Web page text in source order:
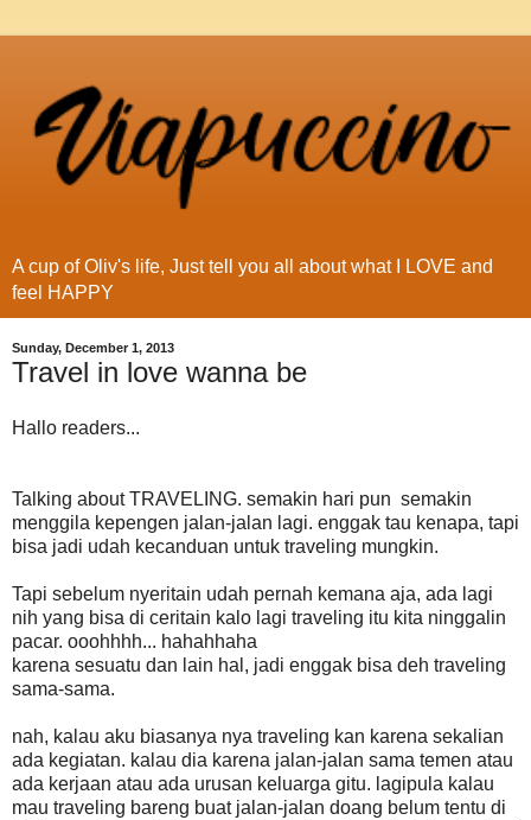
A cup of Oliv's life, Just tell you all about what I LOVE and
feel HAPPY
Sunday, December 1, 2013
Travel in love wanna be
Hallo readers...
Talking about TRAVELING. semakin hari pun semakin
menggila kepengen jalan-jalan lagi. enggak tau kenapa, tapi
bisa jadi udah kecanduan untuk traveling mungkin.
Tapi sebelum nyeritain udah pernah kemana aja, ada lagi
nih yang bisa di ceritain kalo lagi traveling itu kita ninggalin
pacar. ooohhhh... hahahhaha
karena sesuatu dan lain hal, jadi enggak bisa deh traveling
sama-sama.
nah, kalau aku biasanya nya traveling kan karena sekalian
ada kegiatan. kalau dia karena jalan-jalan sama temen atau
ada kerjaan atau ada urusan keluarga gitu. lagipula kalau
mau traveling bareng buat jalan-jalan doang belum tentu di